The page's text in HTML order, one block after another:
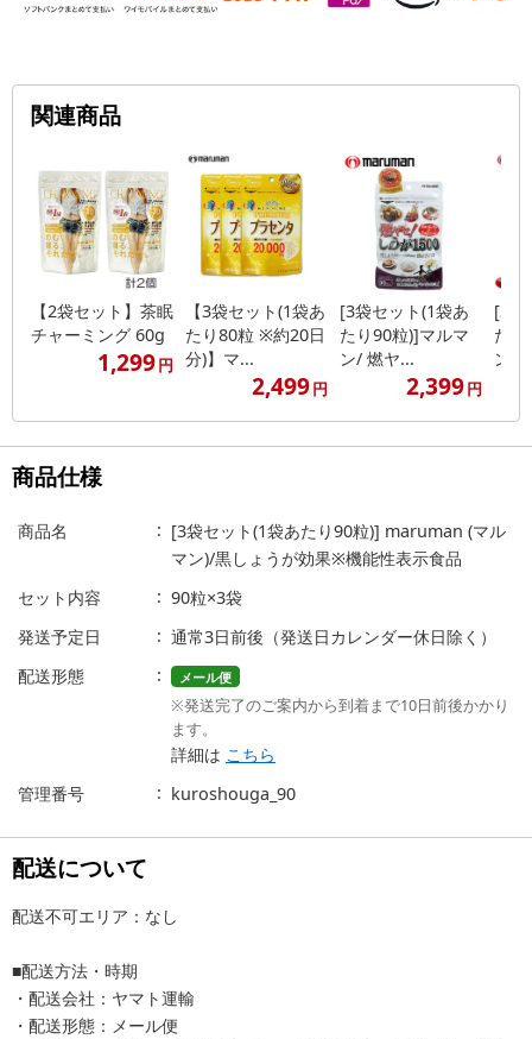
関連商品
【2袋セット】茶眠
チャーミング 60g
1,299円
【3袋セット(1袋あ
たり80粒 ※約20日
分)】マ...
2,499円
[3袋セット(1袋あ
たり90粒)]マルマ
ン/ 燃ヤ...
2,399円
[3袋
た
ン/
商品仕様
商品名
[3袋セット(1袋あたり90粒)] maruman (マル
マン)/黒しょうが効果※機能性表示食品
セット内容
90粒×3袋
発送予定日
通常3日前後（発送日カレンダー休日除く）
配送形態
メール便
※発送完了のご案内から到着まで10日前後かかり
ます。
詳細は こちら
管理番号
kuroshouga_90
配送について
配送不可エリア：なし
■配送方法・時期
・配送会社：ヤマト運輸
・配送形態：メール便